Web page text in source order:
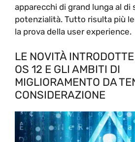
apparecchi di grand lunga al
potenzialità. Tutto risulta più
la prova della user experience.
LE NOVITÀ
OS 12 E GLI AMBITI DI
MIGLIORAMENTO DA
CONSIDERAZIONE